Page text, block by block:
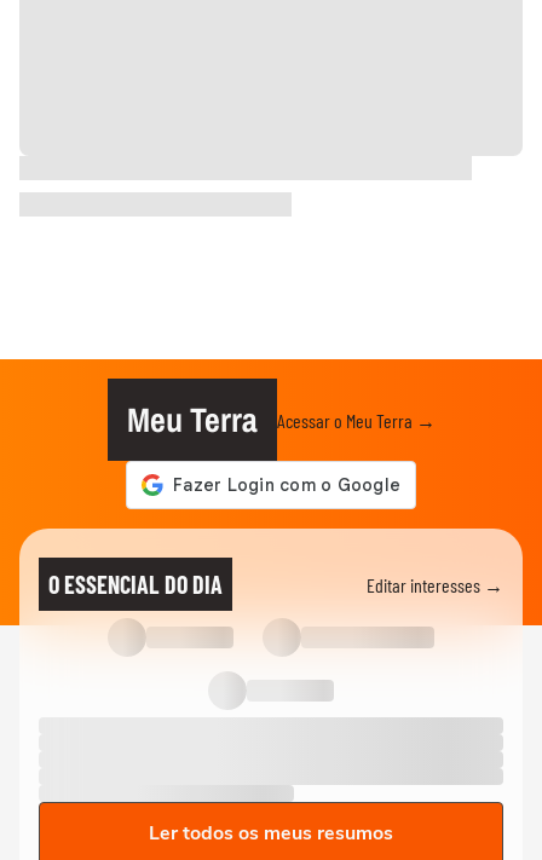
Meu Terra Acessar o Meu Terra →
O ESSENCIAL DO DIA Editar interesses →
Ler todos os meus resumos